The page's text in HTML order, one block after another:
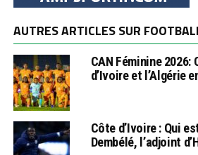
AUTRES ARTICLES SUR
CAN Féminine
d’Ivoire et l’Algérie
Côte d’Ivoire : Qui
Dembélé, l’adjoint